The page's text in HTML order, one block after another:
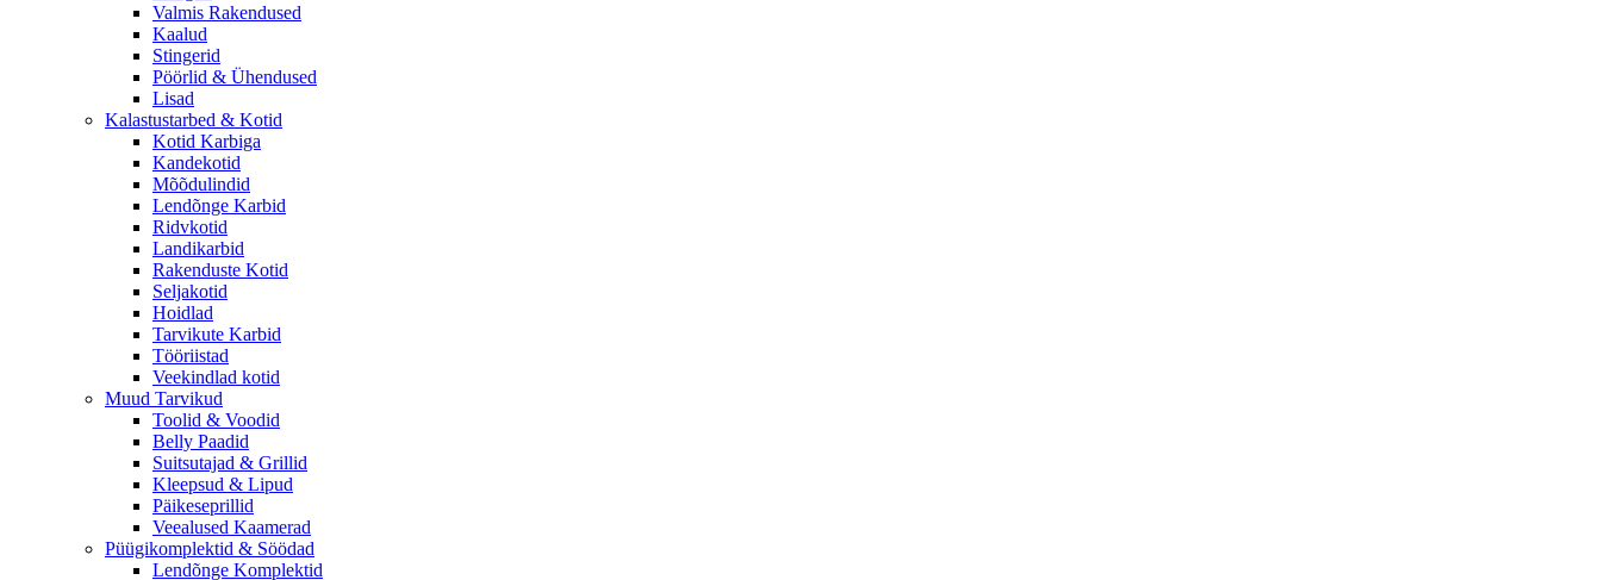
Valmis Rakendused
Kaalud
Stingerid
Pöörlid & Ühendused
Lisad
Kalastustarbed & Kotid
Kotid Karbiga
Kandekotid
Mõõdulindid
Lendõnge Karbid
Ridvkotid
Landikarbid
Rakenduste Kotid
Seljakotid
Hoidlad
Tarvikute Karbid
Tööriistad
Veekindlad kotid
Muud Tarvikud
Toolid & Voodid
Belly Paadid
Suitsutajad & Grillid
Kleepsud & Lipud
Päikeseprillid
Veealused Kaamerad
Püügikomplektid & Söödad
Lendõnge Komplektid